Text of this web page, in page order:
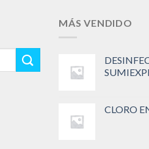
MÁS VENDIDO
CLORO